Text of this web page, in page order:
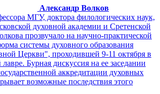
Александр Волков
МГУ, доктора филологических наук,
духовной академии и Сретенской
прозвучало на научно-практической
системы духовного образования
Церкви", проходившей 9-11 октября в
Бурная дискуссия на ее заседании
аккредитации духовных
возможные последствия этого